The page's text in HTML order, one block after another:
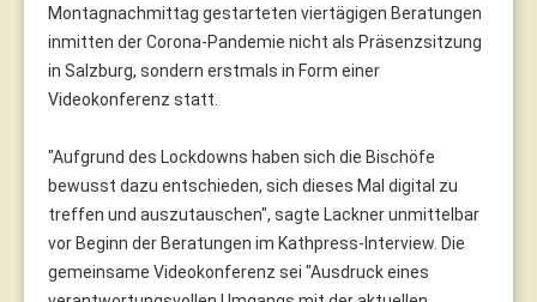
Montagnachmittag gestarteten viertägigen Beratungen
inmitten der Corona-Pandemie nicht als Präsenzsitzung
in Salzburg, sondern erstmals in Form einer
Videokonferenz statt.
"Aufgrund des Lockdowns haben sich die Bischöfe
bewusst dazu entschieden, sich dieses Mal digital zu
treffen und auszutauschen", sagte Lackner unmittelbar
vor Beginn der Beratungen im Kathpress-Interview. Die
gemeinsame Videokonferenz sei "Ausdruck eines